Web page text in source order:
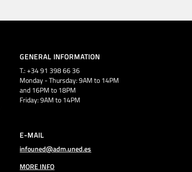
GENERAL INFORMATION
T.: +34 91 398 66 36
Monday - Thursday: 9AM to 14PM
and 16PM to 18PM
Friday: 9AM to 14PM
E-MAIL
infouned@adm.uned.es
MORE INFO